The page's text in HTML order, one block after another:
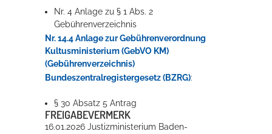
Nr. 4 Anlage zu § 1 Abs. 2
Gebührenverzeichnis
Nr. 14.4 Anlage zur Gebührenverordnung
Kultusministerium (GebVO KM)
(Gebührenverzeichnis)
Bundeszentralregistergesetz (BZRG):
§ 30 Absatz 5 Antrag
FREIGABEVERMERK
16.01.2026 Justizministerium Baden-